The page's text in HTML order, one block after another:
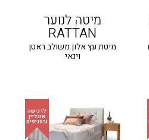
מיטה לנוער
RATTAN
מיטת עץ אלון משולב ראטן
וינאי